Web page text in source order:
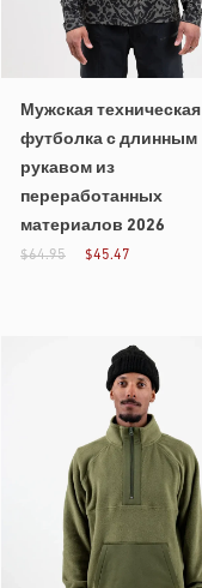
Мужская техническая
футболка с длинным
рукавом из
переработанных
материалов 2026
$45.47
$64.95